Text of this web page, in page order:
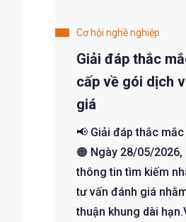
Cơ hội nghề nghiệp
Giải đáp thắc
cấp về gói dịch
giá
📢 Giải đáp thắc
🟠 Ngày 28/05/2026,
thông tin tìm kiếm
tư vấn đánh giá
thuận khung dài